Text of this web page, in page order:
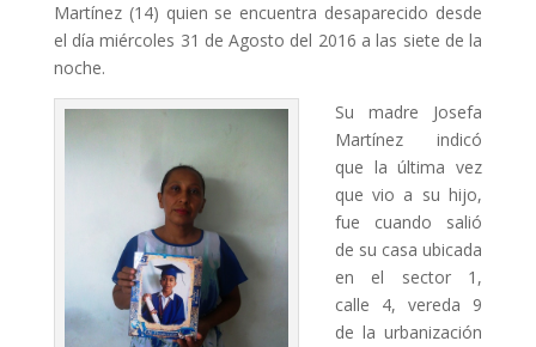
Martínez (14) quien se encuentra desaparecido desde
el día miércoles 31 de Agosto del 2016 a las siete de la
noche.
Su madre Josefa
Martínez indicó
que la última vez
que vio a su hijo,
fue cuando salió
de su casa ubicada
en el sector 1,
calle 4, vereda 9
de la urbanización